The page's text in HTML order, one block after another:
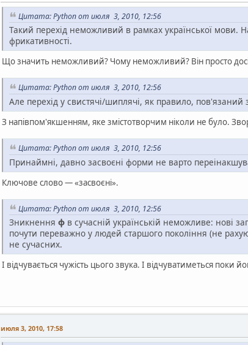
Цитата: Python от июля 3, 2010, 12:56
Такий перехід неможливий в рамках української мови.
фрикативності.
Що значить неможливий? Чому неможливий? Він просто досі
Цитата: Python от июля 3, 2010, 12:56
Але перехід у свистячі/шиплячі, як правило,
З напівпом'якшенням, яке змістотворчим ніколи не було.
Цитата: Python от июля 3, 2010, 12:56
Принаймні, давно засвоєні форми не варто
Ключове слово — «засвоєні».
Цитата: Python от июля 3, 2010, 12:56
Зникнення ф в сучасній українській неможливе: нові
почути переважно у людей старшого покоління (не
не сучасних.
І відчувається чужість цього звука. І відчуватиметься поки
июля 3, 2010, 17:58